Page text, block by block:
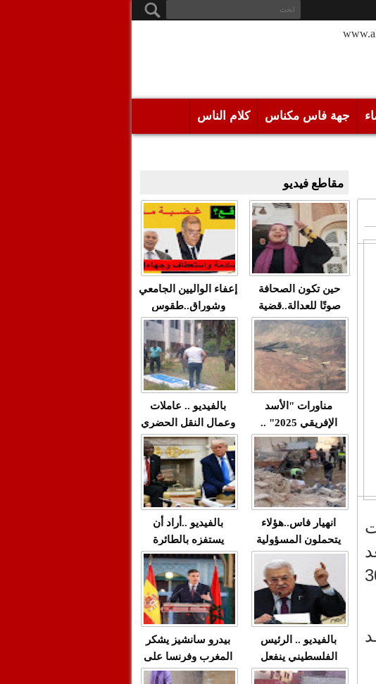
جهة فاس مكناس كلام الناس
هـ، بعد
30
مقاطع فيديو
حين تكون الصحافة
صوتًا للعدالة..قضية
"مولات 88 غرزة"
مثالا(فيديو)
متابعة حميد طولست
في زمن تزداد فيه
حالات العنف ضد
النساء ويغيب فيه أحيانًا
صدى العدالة في
ردهات الم...
إعفاء الواليين الجامعي
وشوراق..طقوس
صادمة وملتمس
"الوجهاء"؟/ صمت
وزارة الداخلية؟/أين
الوزير التوفيق؟(فيديو)
بالفيديو .. عاملات
وعمال النقل الحضري
بفاس يعبرون عن
ارتياحهم بعد إنهاء عقد
شركة "سيتي باص"
مناورات "الأسد
الإفريقي 2025" ..
شاهد القاذفة النووية
في تدريب مع ثماني
مقاتلات من نوع F-16
تابعة للقوات الجوية
الملكية المغربية
بالفيديو ..أراد أن
يستفزه بالطائرة
القطرية لكن ترامب
فضحه أمام العالم
بالحجة والدليل
انهيار فاس..هؤلاء
يتحملون المسؤولية
ومآسي العمارات
العشوائية مفتوحة
بيدرو سانشيز يشكر
المغرب وفرنسا على
استعادة الكهرباء عقب
بالفيديو .. الرئيس
الفلسطيني ينفعل
ويهاجم حماس بألفاظ